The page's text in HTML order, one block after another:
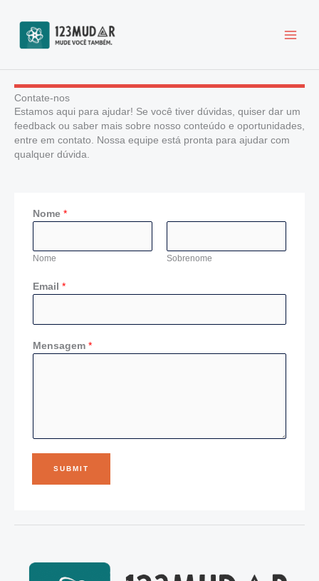
para
conteúdo
Contate-nos
Estamos aqui para ajudar! Se você tiver dúvidas, quiser dar um
feedback ou saber mais sobre nosso conteúdo e oportunidades,
entre em contato. Nossa equipe está pronta para ajudar com
qualquer dúvida.
Nome *
Nome Sobrenome
Email *
Mensagem *
SUBMIT